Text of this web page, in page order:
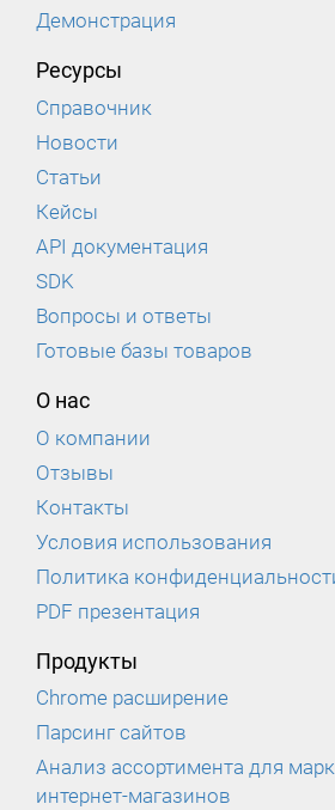
Демонстрация
Ресурсы
Справочник
Новости
Статьи
Кейсы
API документация
SDK
Вопросы и ответы
Готовые базы товаров
О нас
О компании
Отзывы
Контакты
Условия использования
Политика
PDF презентация
Продукты
Chrome расширение
Парсинг сайтов
Анализ ассортимента для
интернет-магазинов